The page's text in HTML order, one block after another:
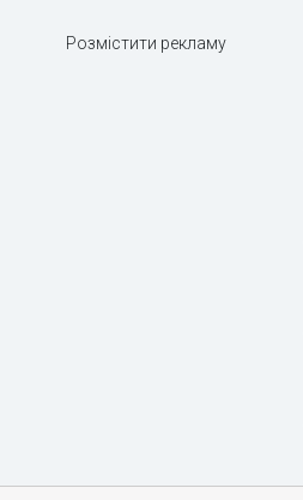
Розмістити рекламу